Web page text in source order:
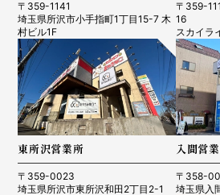
〒359-1141
埼玉県所沢市小手指町1丁目15-7 木
村ビル1F
〒359-
16
スカイラ
東所沢営業所
〒359-0023
埼玉県所沢市東所沢和田2丁目2-1
入間営
〒358-
埼玉県入